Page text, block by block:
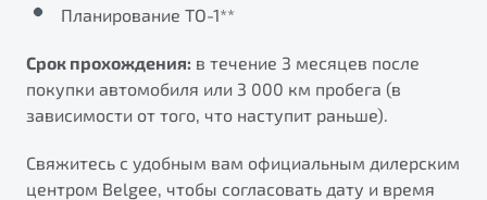
от 2 499 990 ₽*
Обзор В наличии
Планирование ТО-1**
Срок прохождения: в течение 3 месяцев после
покупки автомобиля или 3 000 км пробега (в
зависимости от того, что наступит раньше).
Свяжитесь с удобным вам официальным дилерским
центром Belgee, чтобы согласовать дату и время